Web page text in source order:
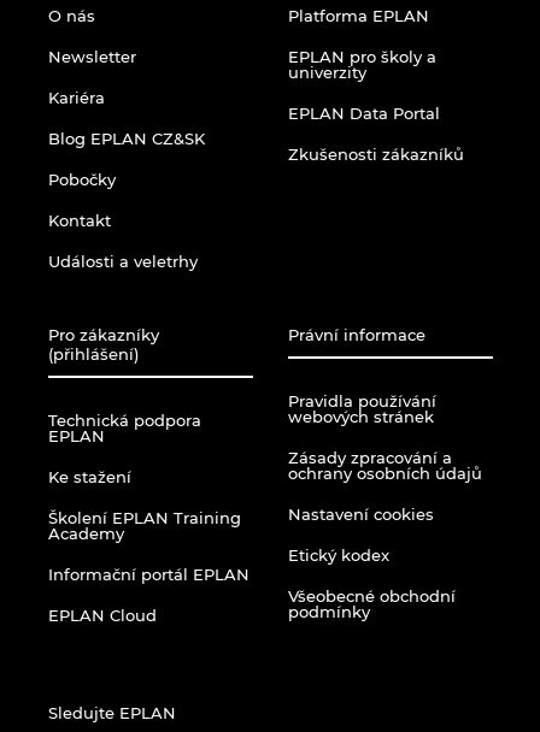
O nás
Newsletter
Kariéra
Blog EPLAN CZ&SK
Pobočky
Kontakt
Události a veletrhy
Platforma EPLAN
EPLAN pro školy a
univerzity
EPLAN Data Portal
Zkušenosti zákazníků
Pro zákazníky
(přihlášení)
Technická podpora
EPLAN
Ke stažení
Školení EPLAN Training
Academy
Informační portál EPLAN
EPLAN Cloud
Právní informace
Pravidla používání
webových stránek
Zásady zpracování a
ochrany osobních údajů
Nastavení cookies
Etický kodex
Všeobecné obchodní
podmínky
Sledujte EPLAN